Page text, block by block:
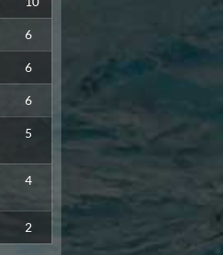
6
6
6
5
4
2
-12
-23